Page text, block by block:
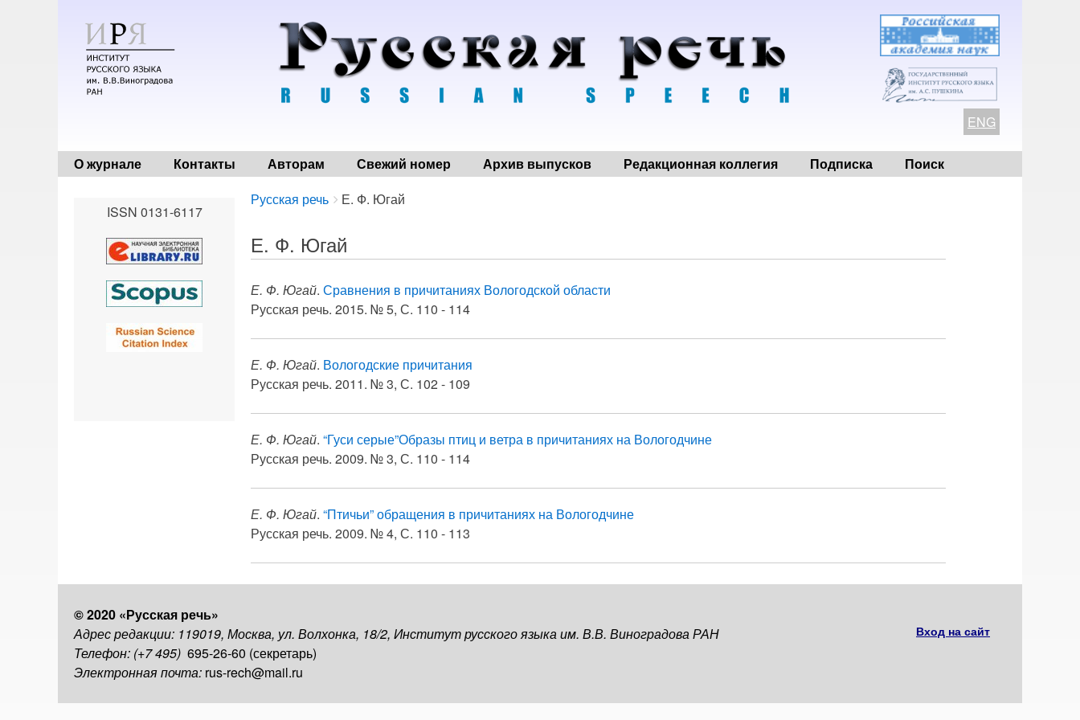
ENG
О журнале Контакты Авторам Свежий номер Архив выпусков Редакционная коллегия Подписка Поиск
Breadcrumbs
You
here:
Русская речь Е. Ф. Югай
Е. Ф. Югай
Е. Ф. Югай. Сравнения в причитаниях Вологодской области
Русская речь. 2015. № 5, С. 110 - 114
Е. Ф. Югай. Вологодские причитания
Русская речь. 2011. № 3, С. 102 - 109
Е. Ф. Югай. “Гуси серые”Образы птиц и ветра в причитаниях на Вологодчине
Русская речь. 2009. № 3, С. 110 - 114
Е. Ф. Югай. “Птичьи” обращения в причитаниях на Вологодчине
Русская речь. 2009. № 4, С. 110 - 113
ISSN 0131-6117
© 2020 «Русская речь»
Адрес редакции: 119019, Москва, ул. Волхонка, 18/2, Институт русского языка им. В.В. Виноградова РАН
Телефон: (+7 495) 695-26-60 (секретарь)
Электронная почта: rus-rech@mail.ru
Вход на сайт